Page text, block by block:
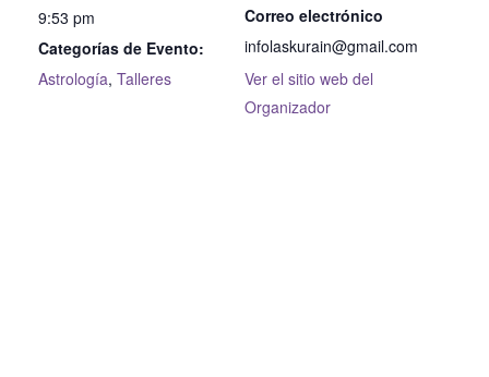
9:53 pm
Categorías de Evento:
Astrología, Talleres
Correo electrónico
infolaskurain@gmail.com
Ver el sitio web del
Organizador